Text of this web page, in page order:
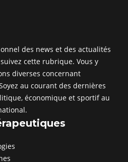
des news et des actualités
cette rubrique. Vous y
diverses concernant
au courant des dernières
économique et sportif au